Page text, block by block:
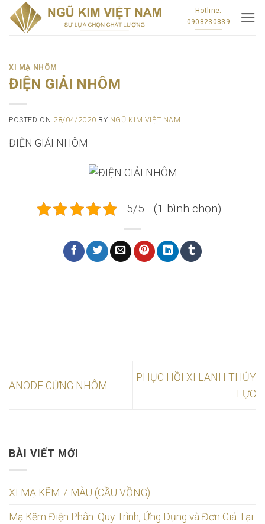
Skip
Hotline:
0908230839
BÀI VIẾT MỚI
XI MẠ KẼM 7 MÀU (CẦU VỒNG)
Mạ Kẽm Điện Phân: Quy Trình, Ứng Dụng và Đơn Giá Tại
XI MẠ NHÔM
ĐIỆN GIẢI NHÔM
POSTED ON 28/04/2020 BY NGŨ KIM VIỆT NAM
ĐIỆN GIẢI NHÔM
5/5 - (1 bình chọn)
ANODE CỨNG NHÔM
PHỤC HỒI XI LANH THỦY
LỰC